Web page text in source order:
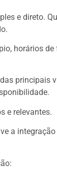
e direto.
horários
principais
e relevantes.
a